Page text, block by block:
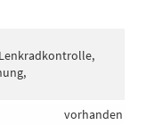
vorhanden